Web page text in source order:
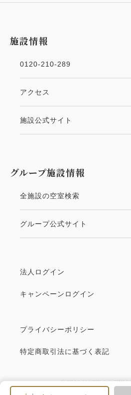
施設情報
0120-210-289
アクセス
施設公式サイト
グループ施設情報
全施設の空室検索
グループ公式サイト
法人ログイン
キャンペーンログイン
プライバシーポリシー
特定商取引法に基づく表記
© VMG HOTELS &